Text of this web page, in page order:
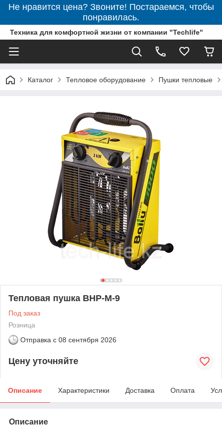
Не нравится цена? Звоните! Постараемся, чтобы
понравилась.
Техника для комфортной жизни от компании "Techlife"
Каталог Тепловое оборудование Пушки тепловые
Тепловая пушка BHP-M-9
Под заказ
Розница
Отправка с 08 сентября 2026
Цену уточняйте
Описание Характеристики Доставка Оплата
Описание